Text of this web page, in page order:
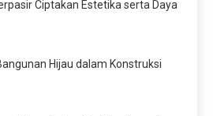
Ciptakan Estetika serta Daya
Hijau dalam Konstruksi